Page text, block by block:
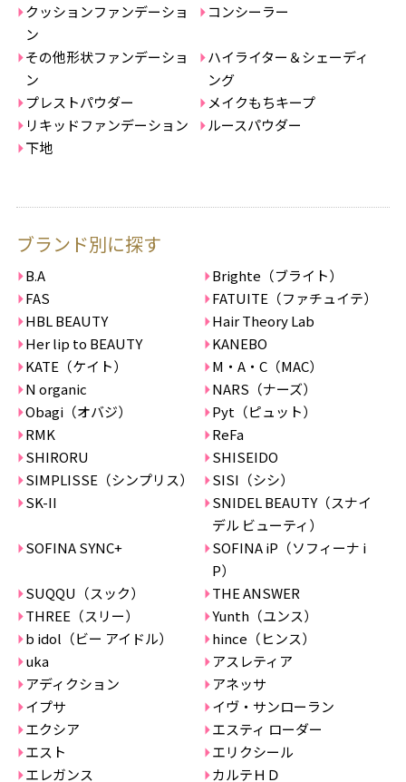
クッションファンデーショ
ン
コンシーラー
その他形状ファンデーショ
ン
ハイライター＆シェーディ
ング
プレストパウダー
メイクもちキープ
リキッドファンデーション
ルースパウダー
下地
ブランド別に探す
B.A
Brighte（ブライト）
FAS
FATUITE（ファチュイテ）
HBL BEAUTY
Hair Theory Lab
Her lip to BEAUTY
KANEBO
KATE（ケイト）
M・A・C（MAC）
N organic
NARS（ナーズ）
Obagi（オバジ）
Pyt（ピュット）
RMK
ReFa
SHIRORU
SHISEIDO
SIMPLISSE（シンプリス）
SISI（シシ）
SK-II
SNIDEL BEAUTY（スナイ
デル ビューティ）
SOFINA SYNC+
SOFINA iP（ソフィーナ i
P）
SUQQU（スック）
THE ANSWER
THREE（スリー）
Yunth（ユンス）
b idol（ビー アイドル）
hince（ヒンス）
uka
アスレティア
アディクション
アネッサ
イプサ
イヴ・サンローラン
エクシア
エスティ ローダー
エスト
エリクシール
エレガンス
カルテＨＤ